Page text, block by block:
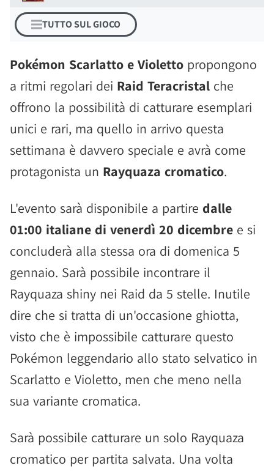
TUTTO SUL GIOCO
Pokémon Scarlatto e Violetto propongono
a ritmi regolari dei Raid Teracristal che
offrono la possibilità di catturare esemplari
unici e rari, ma quello in arrivo questa
settimana è davvero speciale e avrà come
protagonista un Rayquaza cromatico.
L'evento sarà disponibile a partire dalle
01:00 italiane di venerdì 20 dicembre e si
concluderà alla stessa ora di domenica 5
gennaio. Sarà possibile incontrare il
Rayquaza shiny nei Raid da 5 stelle. Inutile
dire che si tratta di un'occasione ghiotta,
visto che è impossibile catturare questo
Pokémon leggendario allo stato selvatico in
Scarlatto e Violetto, men che meno nella
sua variante cromatica.
Sarà possibile catturare un solo Rayquaza
cromatico per partita salvata. Una volta